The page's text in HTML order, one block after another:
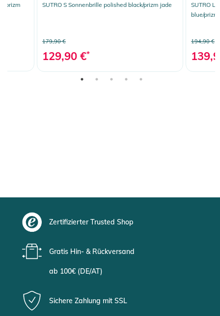
prizm SUTRO S Sonnenbrille polished black/prizm jade
179,90 €
129,90 €*
SUTRO
blue/
194,90 €
Zertifizierter Trusted Shop
Gratis Hin- & Rückversand
ab 100€ (DE/AT)
Sichere Zahlung mit SSL